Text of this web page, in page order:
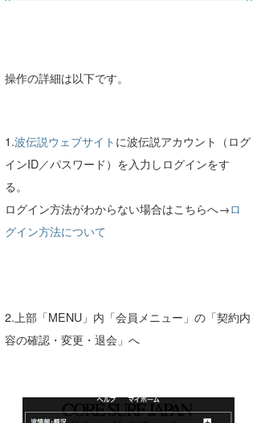
操作の詳細は以下です。
1.波伝説ウェブサイト に波伝説アカウント（ログ
インID／パスワード）を入力しログインをす
る。
ログイン方法がわからない場合はこちらへ→ロ
グイン方法について
2.上部「MENU」内「会員メニュー」の「契約内
容の確認・変更・退会」へ